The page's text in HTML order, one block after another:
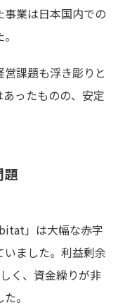
業は日本国内での
課題も浮き彫りと
ったものの、安定
題
」は大幅な赤字
ました。利益剰余
く、資金繰りが非
。